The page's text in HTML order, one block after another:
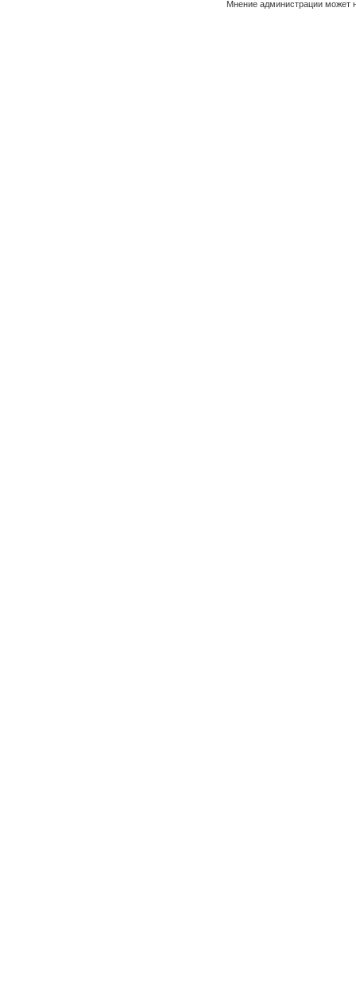
Мнение администрации может